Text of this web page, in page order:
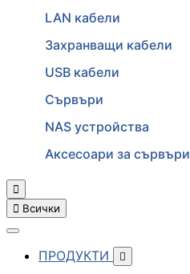
LAN кабели
Захранващи кабели
USB кабели
Сървъри
NAS устройства
Аксесоари за сървъри

 Всички
ПРОДУКТИ 